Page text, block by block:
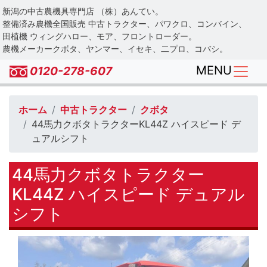
Skip
to
main
content
新潟の中古農機具専門店 （株）あんてい。
整備済み農機全国販売 中古トラクター、パワクロ、コンバイン、
田植機 ウィングハロー、モア、フロントローダー。
農機メーカークボタ、ヤンマー、イセキ、二プロ、コバシ。
0120-278-607 MENU
ホーム 中古トラクター
クボタ
44馬力クボタトラクターKL44Z ハイスピード デ
ュアルシフト
44馬力クボタトラクター
KL44Z ハイスピード デュアル
シフト